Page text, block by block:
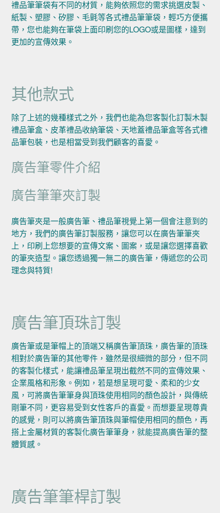
禮品筆筆袋有不同的材質，能夠依照您的需求挑選皮製、
紙製、塑膠、矽膠、毛氈等各式禮品筆筆袋，輕巧方便攜
帶，您也能夠在筆袋上面印刷您的LOGO或是圖樣，達到
更加的宣傳效果。
其他款式
除了上述的幾種樣式之外，我們也能為您客製化訂製木製
禮品筆盒、皮革禮品收納筆袋、天地蓋禮品筆盒等各式禮
品筆包裝，也是相當受到我們顧客的喜愛。
廣告筆零件介紹
廣告筆筆夾訂製
廣告筆夾是一般廣告筆、禮品筆視覺上第一個會注意到的
地方，我們的廣告筆訂製服務，讓您可以在廣告筆筆夾
上，印刷上您想要的宣傳文案、圖案，或是讓您選擇喜歡
的筆夾造型。讓您透過獨一無二的廣告筆，傳遞您的公司
理念與特質!
廣告筆頂珠訂製
廣告筆或是筆帽上的頂端又稱廣告筆頂珠，廣告筆的頂珠
相對於廣告筆的其他零件，雖然是很細微的部分，但不同
的客製化樣式，能讓禮品筆呈現出截然不同的宣傳效果、
企業風格和形象。例如，若是想呈現可愛、柔和的少女
風，可將廣告筆筆身與頂珠使用相同的顏色設計，與傳統
剛筆不同，更容易受到女性客戶的喜愛。而想要呈現尊貴
的感覺，則可以將廣告筆頂珠與筆帽使用相同的顏色，再
搭上金屬材質的客製化廣告筆筆身，就能提高廣告筆的整
體質感。
廣告筆筆桿訂製